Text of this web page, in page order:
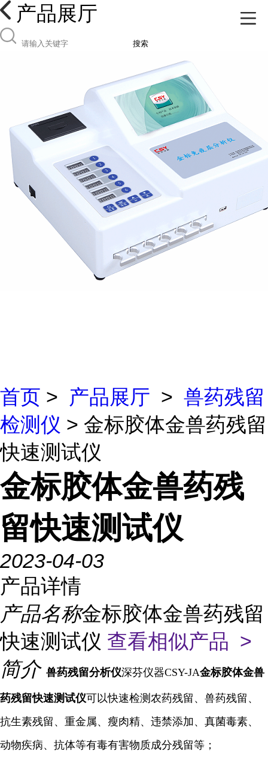
产品展厅
搜索
首页 > 产品展厅 > 兽药残留
检测仪 > 金标胶体金兽药残留
快速测试仪
金标胶体金兽药残
留快速测试仪
2023-04-03
产品详情
产品名称金标胶体金兽药残留
快速测试仪 查看相似产品 >
简介 兽药残留分析仪深芬仪器CSY-JA金标胶体金兽
药残留快速测试仪可以快速检测农药残留、兽药残留、
抗生素残留、重金属、瘦肉精、违禁添加、真菌毒素、
动物疾病、抗体等有毒有害物质成分残留等；